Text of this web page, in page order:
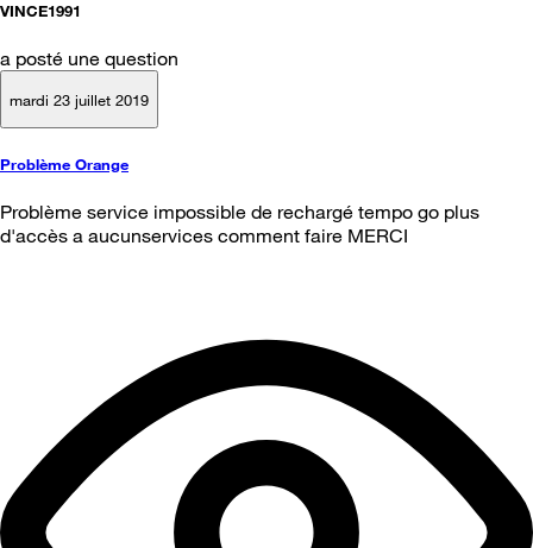
VINCE1991
a posté une question
mardi 23 juillet 2019
Problème Orange
Problème service impossible de rechargé tempo go plus
d'accès a aucunservices comment faire MERCI